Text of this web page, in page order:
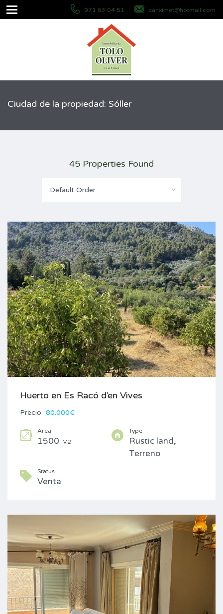
971 63 04 51 canximet@hotmail.com
Ciudad de la propiedad: Sóller
45 Properties Found
Default Order
Huerto en Es Racó d’en Vives
Precio 80.000€
Area
1500 M2
Type
Rustic land,
Terreno
Status
Venta